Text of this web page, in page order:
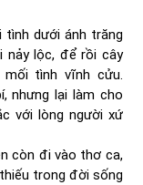
tình dưới ánh trăng
nảy lộc, để rồi cây
tình vĩnh cửu.
nhưng lại làm cho
với lòng người xứ
còn đi vào thơ ca,
trong đời sống